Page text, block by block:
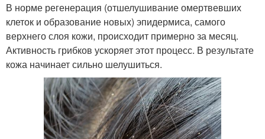
В норме регенерация (отшелушивание омертвевших
клеток и образование новых) эпидермиса, самого
верхнего слоя кожи, происходит примерно за месяц.
Активность грибков ускоряет этот процесс. В результате
кожа начинает сильно шелушиться.